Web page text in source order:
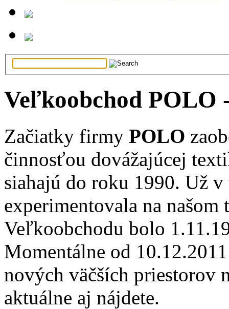
Veľkoobchod POLO
Začiatky firmy POLO
činnosťou dovážajúcej
siahajú do roku 1990. Už
experimentovala na
Veľkoobchodu bolo
Momentálne od
nových väčších priestorov
aktuálne aj nájdete.